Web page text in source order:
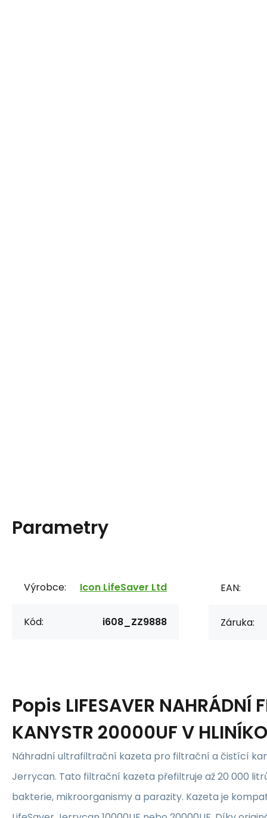
Parametry
Výrobce: Icon LifeSaver Ltd
Kód: i608_ZZ9888
EAN:
Záruka:
Popis LIFESAVER NAHRÁDNÍ
KANYSTR 20000UF V
Náhradní ultrafiltrační kazeta pro filtrační a čistící
Jerrycan. Tato filtrační kazeta přefiltruje až 20 000
bakterie, mikroorganismy a parazity. Kazeta je